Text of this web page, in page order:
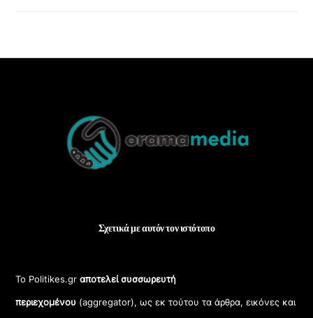
Top
Σχετικά με αυτόν τον ιστότοπο
Το Politikes.grαποτελεί συσσωρευτή
περιεχομένου (aggregator), ως εκ τούτου τα άρθρα, εικόνες και